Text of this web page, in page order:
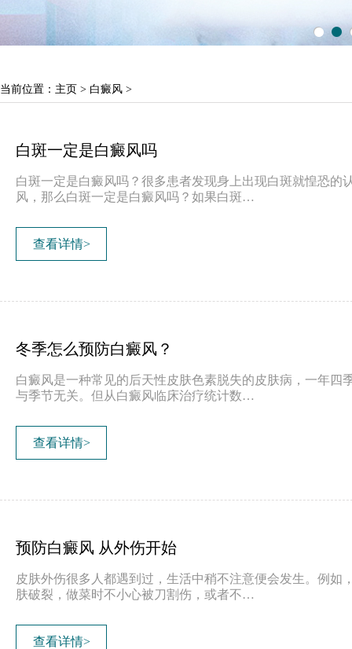
当前位置： 主页 > 白癜风 >
白斑一定是白癜风吗
白斑一定是白癜风吗？很多患者发现身上出现白斑就惶恐的
风，那么白斑一定是白癜风吗？如果白斑…
查看详情>
冬季怎么预防白癜风？
白癜风是一种常见的后天性皮肤色素脱失的皮肤病，一年四
与季节无关。但从白癜风临床治疗统计数…
查看详情>
预防白癜风 从外伤开始
皮肤外伤很多人都遇到过，生活中稍不注意便会发生。例如
肤破裂，做菜时不小心被刀割伤，或者不…
查看详情>